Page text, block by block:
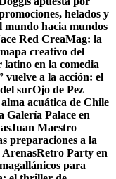
helados y
mundo hacia mundos
Red CreaMag: la
creativo del
en la comedia
vuelve a la acción: el
surOjo de Pez
acuática de Chile
Galería Palace en
Juan Maestro
preparaciones a la
Retro Party en
para